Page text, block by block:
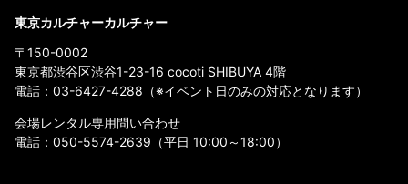
東京カルチャーカルチャー
〒150-0002
東京都渋谷区渋谷1-23-16 cocoti SHIBUYA 4階
電話： 03-6427-4288 （※イベント日のみの対応となります）
会場レンタル専用問い合わせ
電話： 050-5574-2639 （平日 10:00～18:00）